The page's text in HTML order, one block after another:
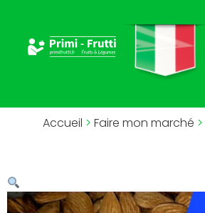
Accueil > Faire mon marché >